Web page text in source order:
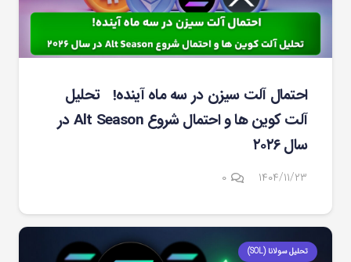
احتمال آلت سیزن در سه ماه آینده! تحلیل
آلت کوین ها و احتمال شروع Alt Season در
سال ۲۰۲۶
۱۴۰۴/۱۱/۲۳ ۰
تحلیل سولانا (SOL)